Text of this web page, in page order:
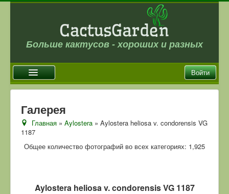
Больше кактусов - хороших и разных
Войти
Новости
Галерея
Магазин
Отзывы
Галерея
Главная »Aylostera » Aylostera heliosa v. condorensis VG
1187
Общее количество фотографий во всех категориях: 1,925
Aylostera heliosa v. condorensis VG 1187